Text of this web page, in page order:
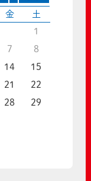
金
土
1
7
8
14
15
21
22
28
29